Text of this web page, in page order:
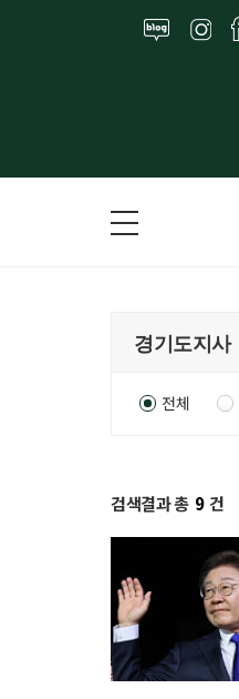
전체
검색결과 총 9 건